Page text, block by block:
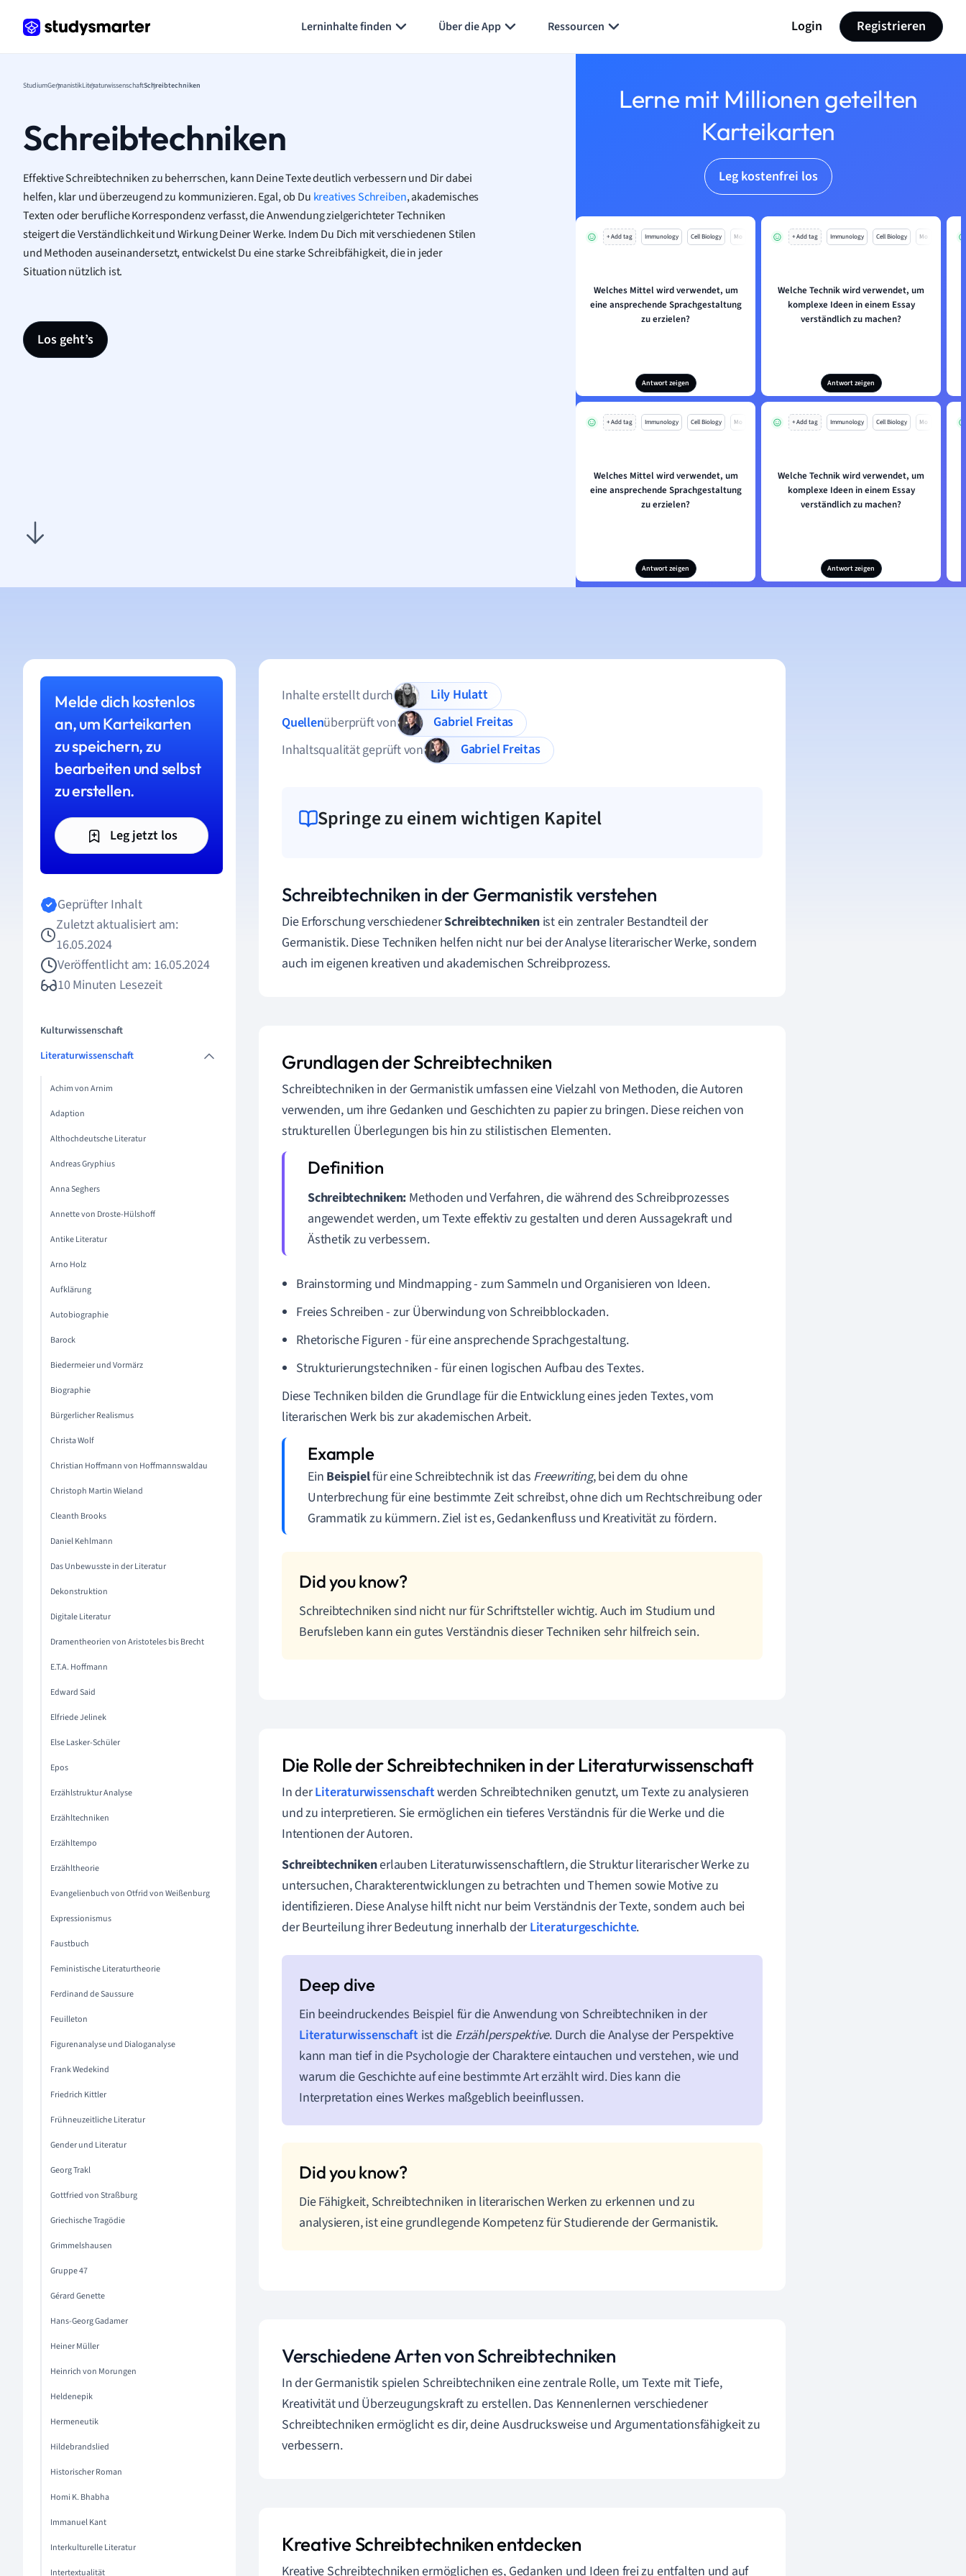
Lerninhalte finden Über die App Ressourcen Login Registrieren
StudiumGermanistikLiteraturwissenschaftSchreibtechniken
Schreibtechniken
Effektive Schreibtechniken zu beherrschen, kann Deine Texte deutlich verbessern und Dir dabei
helfen, klar und überzeugend zu kommunizieren. Egal, ob Du kreatives Schreiben, akademisches
Texten oder berufliche Korrespondenz verfasst, die Anwendung zielgerichteter Techniken
steigert die Verständlichkeit und Wirkung Deiner Werke. Indem Du Dich mit verschiedenen Stilen
und Methoden auseinandersetzt, entwickelst Du eine starke Schreibfähigkeit, die in jeder
Situation nützlich ist.
Los geht’s
Lerne mit Millionen geteilten
Karteikarten
Leg kostenfrei los
+ Add tag Immunology Cell Biology Mo
Welches Mittel wird verwendet, um
eine ansprechende Sprachgestaltung
zu erzielen?
Antwort zeigen
+ Add tag Immunology Cell Biology Mo
Welche Technik wird verwendet, um
komplexe Ideen in einem Essay
verständlich zu machen?
Antwort zeigen
+ Add tag Immunology Cell Biology Mo
Welches Mittel wird verwendet, um
eine ansprechende Sprachgestaltung
zu erzielen?
Antwort zeigen
+ Add tag Immunology Cell Biology Mo
Welche Technik wird verwendet, um
komplexe Ideen in einem Essay
verständlich zu machen?
Antwort zeigen
Melde dich kostenlos
an, um Karteikarten
zu speichern, zu
bearbeiten und selbst
zu erstellen.
Leg jetzt los
Geprüfter Inhalt
Zuletzt aktualisiert am:
16.05.2024
Veröffentlicht am: 16.05.2024
10 Minuten Lesezeit
Kulturwissenschaft
Literaturwissenschaft
Achim von Arnim
Adaption
Althochdeutsche Literatur
Andreas Gryphius
Anna Seghers
Annette von Droste-Hülshoff
Antike Literatur
Arno Holz
Aufklärung
Autobiographie
Barock
Biedermeier und Vormärz
Biographie
Bürgerlicher Realismus
Christa Wolf
Christian Hoffmann von Hoffmannswaldau
Christoph Martin Wieland
Cleanth Brooks
Daniel Kehlmann
Das Unbewusste in der Literatur
Dekonstruktion
Digitale Literatur
Dramentheorien von Aristoteles bis Brecht
E.T.A. Hoffmann
Edward Said
Elfriede Jelinek
Else Lasker-Schüler
Epos
Erzählstruktur Analyse
Erzähltechniken
Erzähltempo
Erzähltheorie
Evangelienbuch von Otfrid von Weißenburg
Expressionismus
Faustbuch
Feministische Literaturtheorie
Ferdinand de Saussure
Feuilleton
Figurenanalyse und Dialoganalyse
Frank Wedekind
Friedrich Kittler
Frühneuzeitliche Literatur
Gender und Literatur
Georg Trakl
Gottfried von Straßburg
Griechische Tragödie
Grimmelshausen
Gruppe 47
Gérard Genette
Hans-Georg Gadamer
Heiner Müller
Heinrich von Morungen
Heldenepik
Hermeneutik
Hildebrandslied
Historischer Roman
Homi K. Bhabha
Immanuel Kant
Interkulturelle Literatur
Intertextualität
Inhalte erstellt durch
Lily Hulatt
Quellenüberprüft von
Gabriel Freitas
Inhaltsqualität geprüft von
Gabriel Freitas
Springe zu einem wichtigen Kapitel
Schreibtechniken in der Germanistik verstehen
Die Erforschung verschiedenerSchreibtechnikenist ein zentraler Bestandteil der
Germanistik. Diese Techniken helfen nicht nur bei der Analyse literarischer Werke, sondern
auch im eigenen kreativen und akademischen Schreibprozess.
Grundlagen der Schreibtechniken
Schreibtechniken in der Germanistik umfassen eine Vielzahl von Methoden, die Autoren
verwenden, um ihre Gedanken und Geschichten zu papier zu bringen. Diese reichen von
strukturellen Überlegungen bis hin zu stilistischen Elementen.
Schreibtechniken: Methoden und Verfahren, die während des Schreibprozesses
angewendet werden, um Texte effektiv zu gestalten und deren Aussagekraft und
Ästhetik zu verbessern.
Brainstorming und Mindmapping - zum Sammeln und Organisieren von Ideen.
Freies Schreiben - zur Überwindung von Schreibblockaden.
Rhetorische Figuren - für eine ansprechende Sprachgestaltung.
Strukturierungstechniken - für einen logischen Aufbau des Textes.
Diese Techniken bilden die Grundlage für die Entwicklung eines jeden Textes, vom
literarischen Werk bis zur akademischen Arbeit.
Ein Beispielfür eine Schreibtechnik ist das Freewriting, bei dem du ohne
Unterbrechung für eine bestimmte Zeit schreibst, ohne dich um Rechtschreibung oder
Grammatik zu kümmern. Ziel ist es, Gedankenfluss und Kreativität zu fördern.
Schreibtechniken sind nicht nur für Schriftsteller wichtig. Auch im Studium und
Berufsleben kann ein gutes Verständnis dieser Techniken sehr hilfreich sein.
Die Rolle der Schreibtechniken in der Literaturwissenschaft
In derLiteraturwissenschaftwerden Schreibtechniken genutzt, um Texte zu analysieren
und zu interpretieren. Sie ermöglichen ein tieferes Verständnis für die Werke und die
Intentionen der Autoren.
Schreibtechnikenerlauben Literaturwissenschaftlern, die Struktur literarischer Werke zu
untersuchen, Charakterentwicklungen zu betrachten und Themen sowie Motive zu
identifizieren. Diese Analyse hilft nicht nur beim Verständnis der Texte, sondern auch bei
der Beurteilung ihrer Bedeutung innerhalb derLiteraturgeschichte.
Ein beeindruckendes Beispiel für die Anwendung von Schreibtechniken in der
Literaturwissenschaftist die Erzählperspektive. Durch die Analyse der Perspektive
kann man tief in die Psychologie der Charaktere eintauchen und verstehen, wie und
warum die Geschichte auf eine bestimmte Art erzählt wird. Dies kann die
Interpretation eines Werkes maßgeblich beeinflussen.
Die Fähigkeit, Schreibtechniken in literarischen Werken zu erkennen und zu
analysieren, ist eine grundlegende Kompetenz für Studierende der Germanistik.
Verschiedene Arten von Schreibtechniken
In der Germanistik spielen Schreibtechniken eine zentrale Rolle, um Texte mit Tiefe,
Kreativität und Überzeugungskraft zu erstellen. Das Kennenlernen verschiedener
Schreibtechniken ermöglicht es dir, deine Ausdrucksweise und Argumentationsfähigkeit zu
verbessern.
Kreative Schreibtechniken entdecken
Kreative Schreibtechniken ermöglichen es, Gedanken und Ideen frei zu entfalten und auf